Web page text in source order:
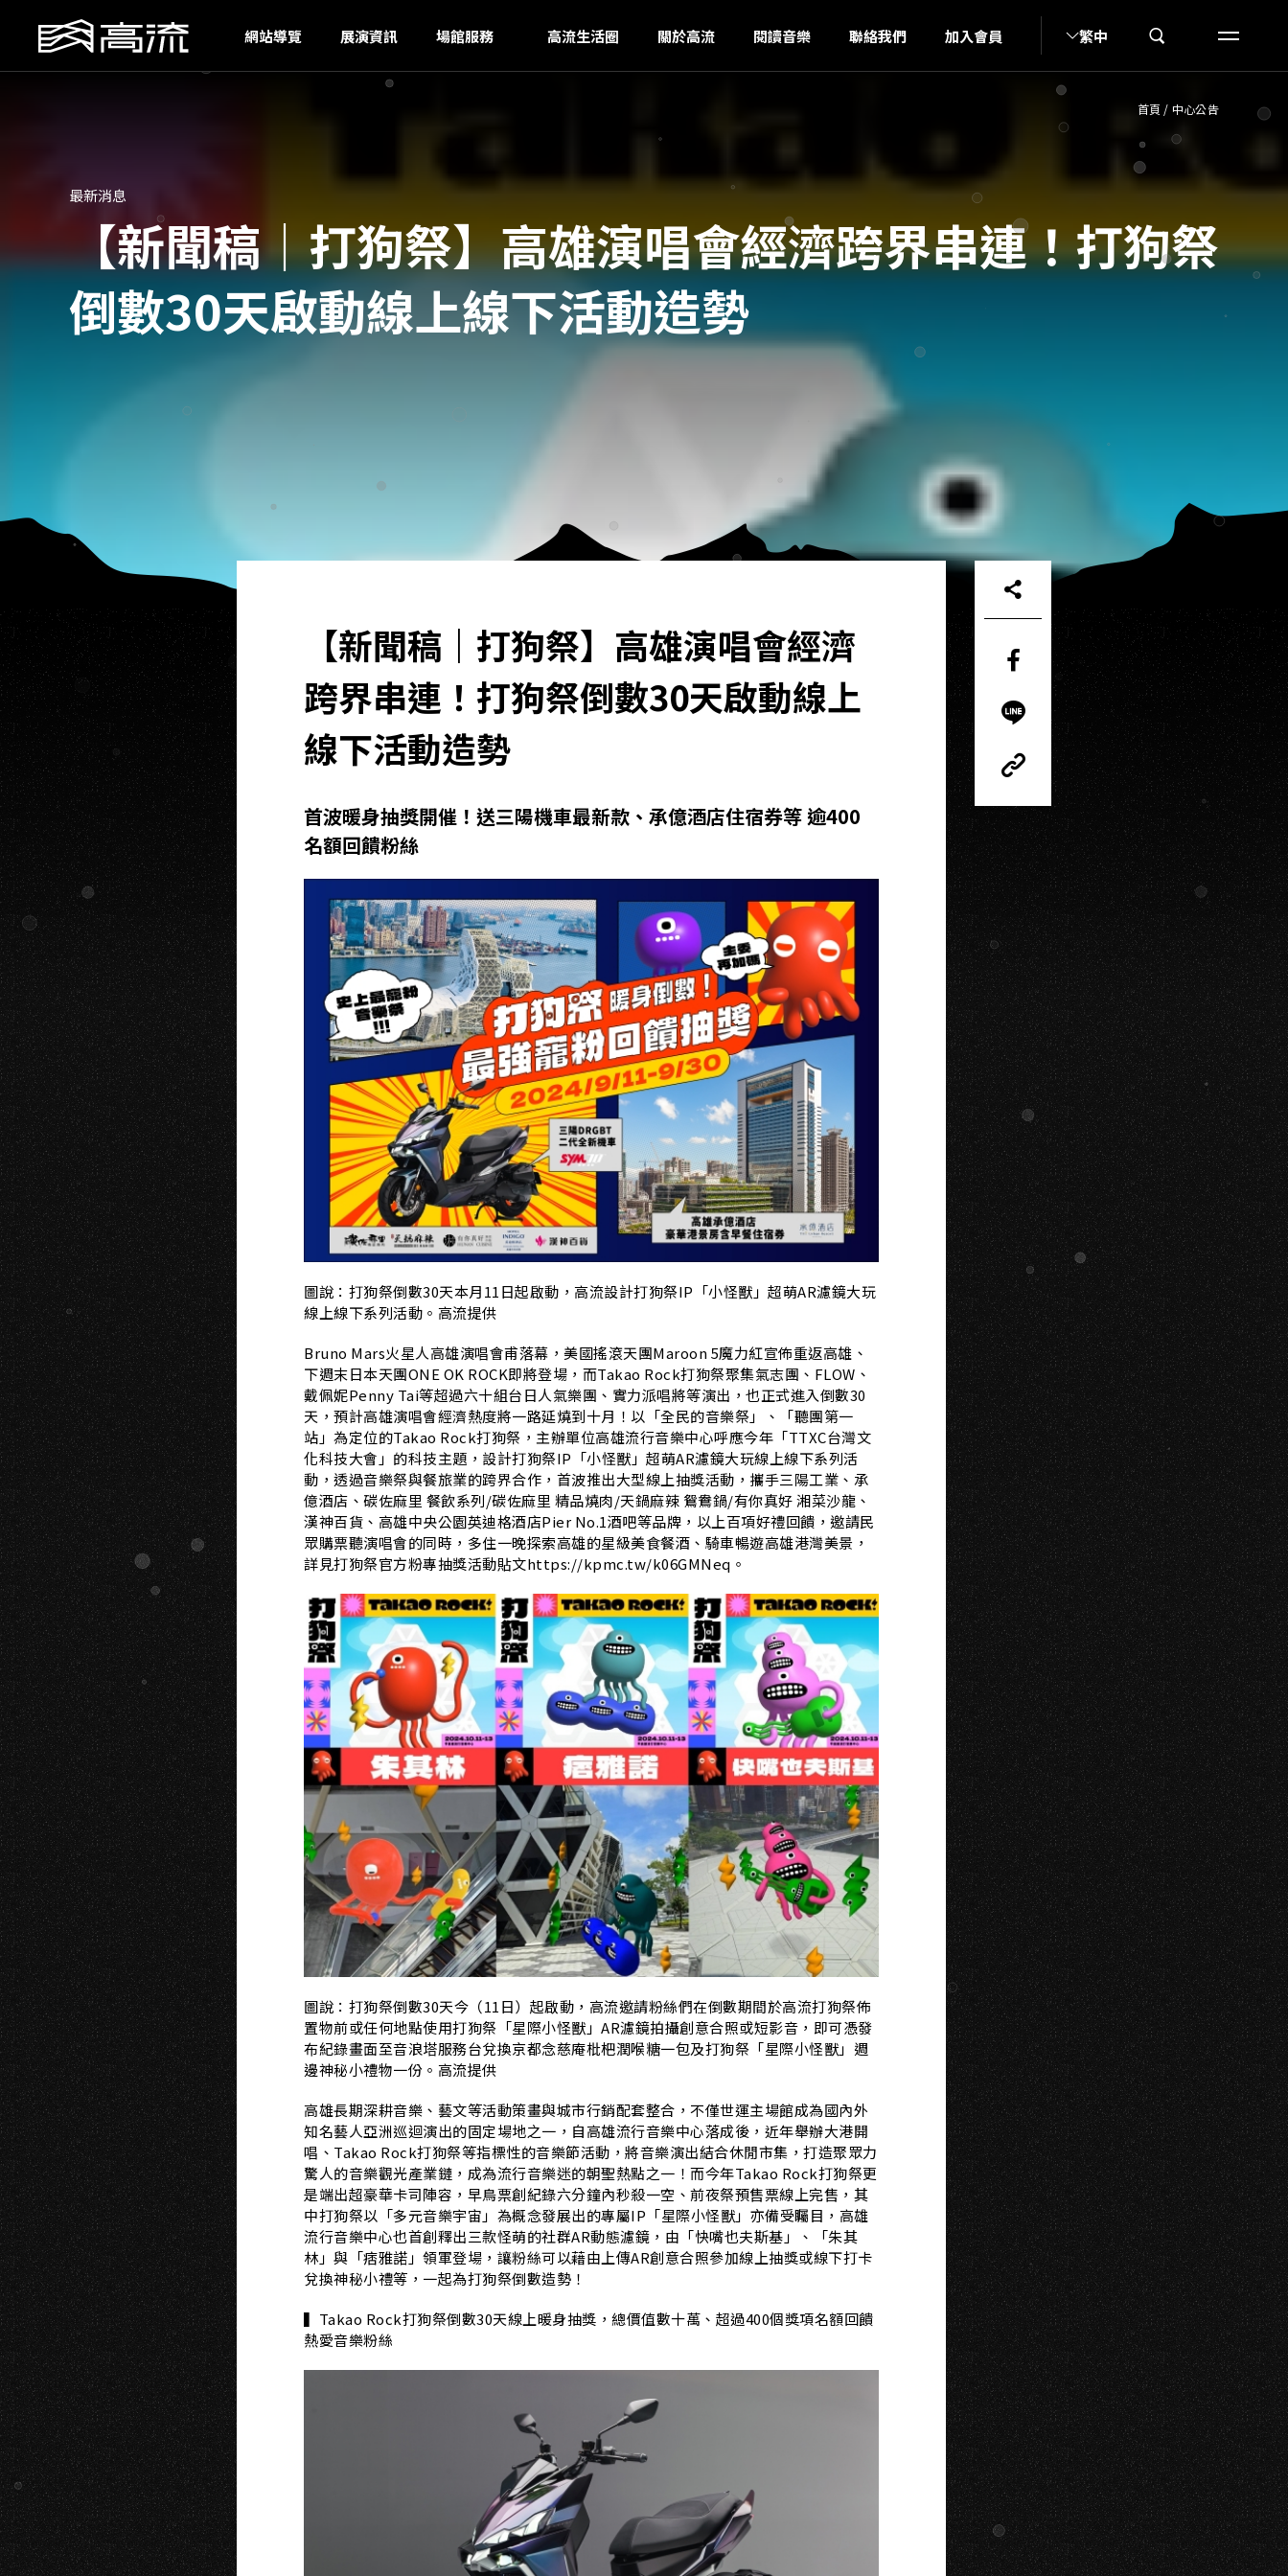
網站導覽 展演資訊 場館服務 高流生活圈 關於高流 閱讀音樂 聯絡我們 加入會員 繁中
首頁 / 中心公告
最新消息
【新聞稿｜打狗祭】高雄演唱會經濟跨界串連！打狗祭
倒數30天啟動線上線下活動造勢
【新聞稿｜打狗祭】高雄演唱會經濟
跨界串連！打狗祭倒數30天啟動線上
線下活動造勢
首波暖身抽獎開催！送三陽機車最新款、承億酒店住宿券等 逾400
名額回饋粉絲
圖說：打狗祭倒數30天本月11日起啟動，高流設計打狗祭IP「小怪獸」超萌AR濾鏡大玩
線上線下系列活動。高流提供
Bruno Mars火星人高雄演唱會甫落幕，美國搖滾天團Maroon 5魔力紅宣佈重返高雄、
下週末日本天團ONE OK ROCK即將登場，而Takao Rock打狗祭聚集氣志團、FLOW、
戴佩妮Penny Tai等超過六十組台日人氣樂團、實力派唱將等演出，也正式進入倒數30
天，預計高雄演唱會經濟熱度將一路延燒到十月！以「全民的音樂祭」、「聽團第一
站」為定位的Takao Rock打狗祭，主辦單位高雄流行音樂中心呼應今年「TTXC台灣文
化科技大會」的科技主題，設計打狗祭IP「小怪獸」超萌AR濾鏡大玩線上線下系列活
動，透過音樂祭與餐旅業的跨界合作，首波推出大型線上抽獎活動，攜手三陽工業、承
億酒店、碳佐麻里 餐飲系列/碳佐麻里 精品燒肉/天鍋麻辣 鴛鴦鍋/有你真好 湘菜沙龍、
漢神百貨、高雄中央公園英迪格酒店Pier No.1酒吧等品牌，以上百項好禮回饋，邀請民
眾購票聽演唱會的同時，多住一晚探索高雄的星級美食餐酒、騎車暢遊高雄港灣美景，
詳見打狗祭官方粉專抽獎活動貼文https://kpmc.tw/k06GMNeq。
圖說：打狗祭倒數30天今（11日）起啟動，高流邀請粉絲們在倒數期間於高流打狗祭佈
置物前或任何地點使用打狗祭「星際小怪獸」AR濾鏡拍攝創意合照或短影音，即可憑發
布紀錄畫面至音浪塔服務台兌換京都念慈庵枇杷潤喉糖一包及打狗祭「星際小怪獸」週
邊神秘小禮物一份。高流提供
高雄長期深耕音樂、藝文等活動策畫與城市行銷配套整合，不僅世運主場館成為國內外
知名藝人亞洲巡迴演出的固定場地之一，自高雄流行音樂中心落成後，近年舉辦大港開
唱、Takao Rock打狗祭等指標性的音樂節活動，將音樂演出結合休閒市集，打造聚眾力
驚人的音樂觀光產業鏈，成為流行音樂迷的朝聖熱點之一！而今年Takao Rock打狗祭更
是端出超豪華卡司陣容，早鳥票創紀錄六分鐘內秒殺一空、前夜祭預售票線上完售，其
中打狗祭以「多元音樂宇宙」為概念發展出的專屬IP「星際小怪獸」亦備受矚目，高雄
流行音樂中心也首創釋出三款怪萌的社群AR動態濾鏡，由「快嘴也夫斯基」、「朱其
林」與「痞雅諾」領軍登場，讓粉絲可以藉由上傳AR創意合照參加線上抽獎或線下打卡
兌換神秘小禮等，一起為打狗祭倒數造勢！
▍Takao Rock打狗祭倒數30天線上暖身抽獎，總價值數十萬、超過400個獎項名額回饋
熱愛音樂粉絲
Share
Facebook
Share
on
LINE
Copy
Copy
Link